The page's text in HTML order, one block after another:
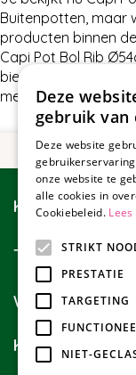
Buitenpotten, maar
producten binnen
Capi Pot Bol Rib
bieden hebben in
met ons op.
Klantenservice
Tuincollectie
Wie zijn wij?
Klanten geven
Deze
gebruik van
Deze website
onze website te
alle cookies in
Cookiebeleid.
STRIKT
PRESTATIE
TARGETING
NIET-